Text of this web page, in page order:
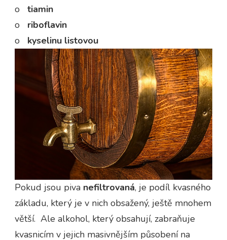
o tiamin
o riboflavin
o kyselinu listovou
Pokud jsou piva nefiltrovaná, je podíl kvasného
základu, který je v nich obsažený, ještě mnohem
větší. Ale alkohol, který obsahují, zabraňuje
kvasnicím v jejich masivnějším působení na